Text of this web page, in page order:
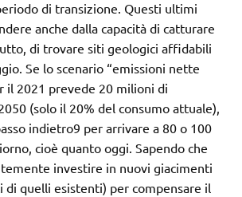
di transizione. Questi ultimi
anche dalla capacità di catturare
di trovare siti geologici affidabili
Se lo scenario “emissioni nette
il 2021 prevede 20 milioni di
(solo il 20% del consumo attuale),
indietro9 per arrivare a 80 o 100
cioè quanto oggi. Sapendo che
investire in nuovi giacimenti
di quelli esistenti) per compensare il